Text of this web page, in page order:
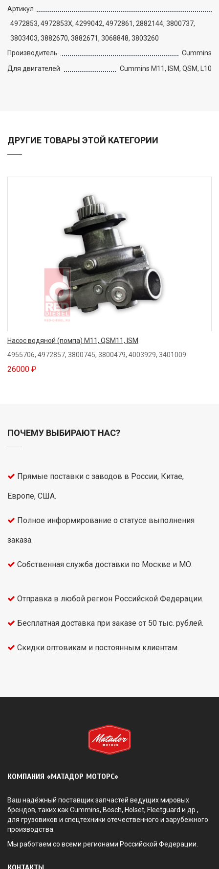
Артикул
4972853, 4972853X, 4299042, 4972861, 2882144, 3800737,
3803403, 3882670, 3882671, 3068848, 3803260
Производитель
Cummins
Для двигателей
Cummins M11, ISM, QSM, L10
ДРУГИЕ ТОВАРЫ ЭТОЙ КАТЕГОРИИ
Насос водяной (помпа) M11, QSM11, ISM
4955706, 4972857, 3800745, 3800479, 4003929, 3401009
26000 ₽
ПОЧЕМУ ВЫБИРАЮТ НАС?
Прямые поставки с заводов в России, Китае,
Европе, США.
Полное информирование о статусе выполнения
заказа.
Собственная служба доставки по Москве и МО.
Отправка в любой регион Российской Федерации.
Бесплатная доставка при заказе от 50 тыс. рублей.
Скидки оптовикам и постоянным клиентам.
КОМПАНИЯ «МАТАДОР МОТОРС»
Ваш надёжный поставщик запчастей ведущих мировых
брендов, таких как Cummins, Bosch, Holset, Fleetguard и др.,
для грузовиков и спецтехники отечественного и зарубежного
производства.
Мы работаем со всеми регионами Российской Федерации.